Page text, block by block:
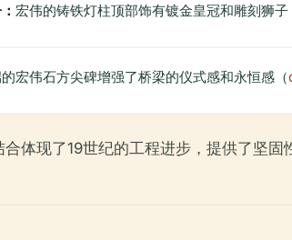
宏伟的铸铁灯柱顶部饰有镀金皇冠和雕刻狮
宏伟石方尖碑增强了桥梁的仪式感和永恒感（
体现了19世纪的工程进步，提供了坚